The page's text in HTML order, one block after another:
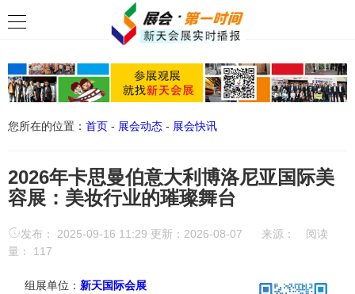
您所在的位置： 首页 - 展会动态 - 展会快讯
2026年卡思曼伯意大利博洛尼亚国际美
容展：美妆行业的璀璨舞台​
发布： 2025-09-16 11:29 更新：2026-08-07 来源：
阅读
量： 117
组展单位： 新天国际会展